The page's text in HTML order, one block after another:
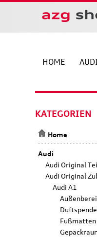
HOME
KATEGORIEN
Home
Audi
Audi Original
Audi Original
Audi A1
Fußmatten